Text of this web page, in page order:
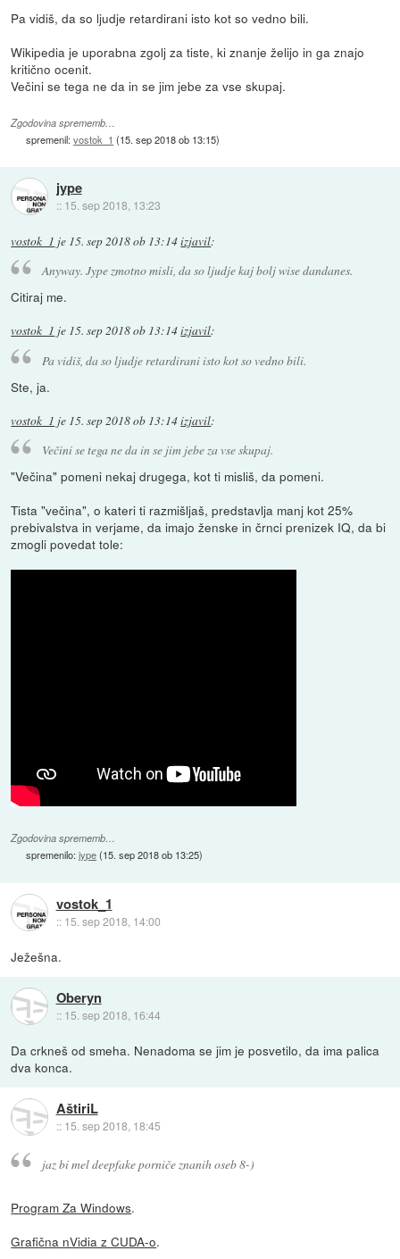
Pa vidiš, da so ljudje retardirani isto kot so vedno bili.
Wikipedia je uporabna zgolj za tiste, ki znanje želijo in ga znajo
kritično ocenit.
Večini se tega ne da in se jim jebe za vse skupaj.
Zgodovina sprememb…
spremenil:vostok_1 (15. sep 2018 ob 13:15)
jype
:: 15. sep 2018, 13:23
vostok_1 je 15. sep 2018 ob 13:14izjavil:
Anyway. Jype zmotno misli, da so ljudje kaj bolj wise dandanes.
Citiraj me.
vostok_1 je 15. sep 2018 ob 13:14izjavil:
Pa vidiš, da so ljudje retardirani isto kot so vedno bili.
Ste, ja.
vostok_1 je 15. sep 2018 ob 13:14izjavil:
Večini se tega ne da in se jim jebe za vse skupaj.
"Večina" pomeni nekaj drugega, kot ti misliš, da pomeni.
Tista "večina", o kateri ti razmišljaš, predstavlja manj kot 25%
prebivalstva in verjame, da imajo ženske in črnci prenizek IQ, da bi
zmogli povedat tole:
Zgodovina sprememb…
spremenilo:jype(15. sep 2018 ob 13:25)
vostok_1
:: 15. sep 2018, 14:00
Ježešna.
Oberyn
:: 15. sep 2018, 16:44
Da crkneš od smeha. Nenadoma se jim je posvetilo, da ima palica
dva konca.
AštiriL
:: 15. sep 2018, 18:45
jaz bi mel deepfake porniče znanih oseb 8-)
Program Za Windows.
Grafična nVidia z CUDA-o.